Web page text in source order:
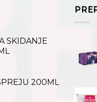
SKIDANJE
200ML